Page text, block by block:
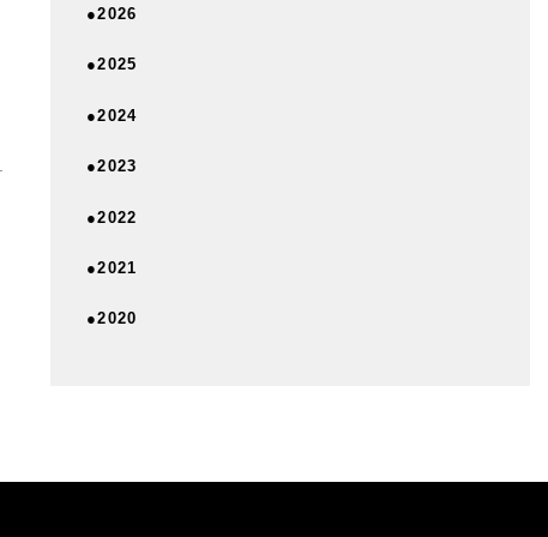
●2026
●2025
●2024
●2023
●2022
●2021
●2020